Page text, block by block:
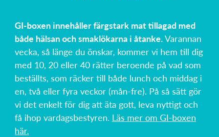
GI-boxen innehåller färgstark mat tillagad med
både hälsan och smaklökarna i åtanke.Varannan
vecka, så länge du önskar, kommer vi hem till dig
med 10, 20 eller 40 rätter beroende på vad som
beställts, som räcker till både lunch och middag i
en, två eller fyra veckor (mån-fre). På så sätt gör
vi det enkelt för dig att äta gott, leva nyttigt och
få ihop vardagsbestyren. Läs mer om GI-boxen
här.